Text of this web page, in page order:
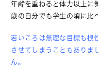
年齢を重ねると体力以上に
歳の自分でも学生の頃に比
若いころは無理な目標も根
させてしまうこともありま
ん。